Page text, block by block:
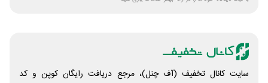
سایت کانال تخفیف (آف چنل)، مرجع دریافت رایگان کوپن و کد